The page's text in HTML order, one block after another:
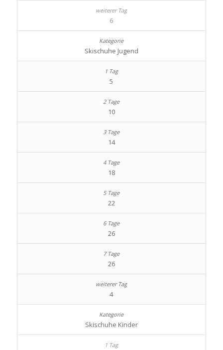
6
Skischuhe Jugend
5
10
14
18
22
26
26
4
Skischuhe Kinder